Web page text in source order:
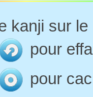
kanji sur
pour
pour